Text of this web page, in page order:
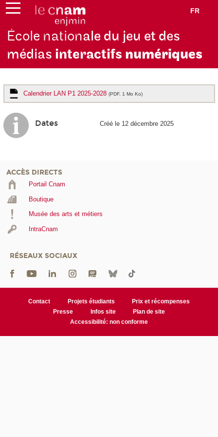
FR
École nationale du jeu et des
médias interactifs numériques
Calendrier LAN P1 2025-2028 (PDF, 1 Mo Ko)
Dates Créé le 12 décembre 2025
ACCÈS DIRECTS
Portail Cnam
Boutique
Musée des arts et métiers
IntraCnam
RÉSEAUX SOCIAUX
Contact Projets étudiants
Prix et récompenses
Presse
Infos site
Plan de site
Accessibilité: non conforme